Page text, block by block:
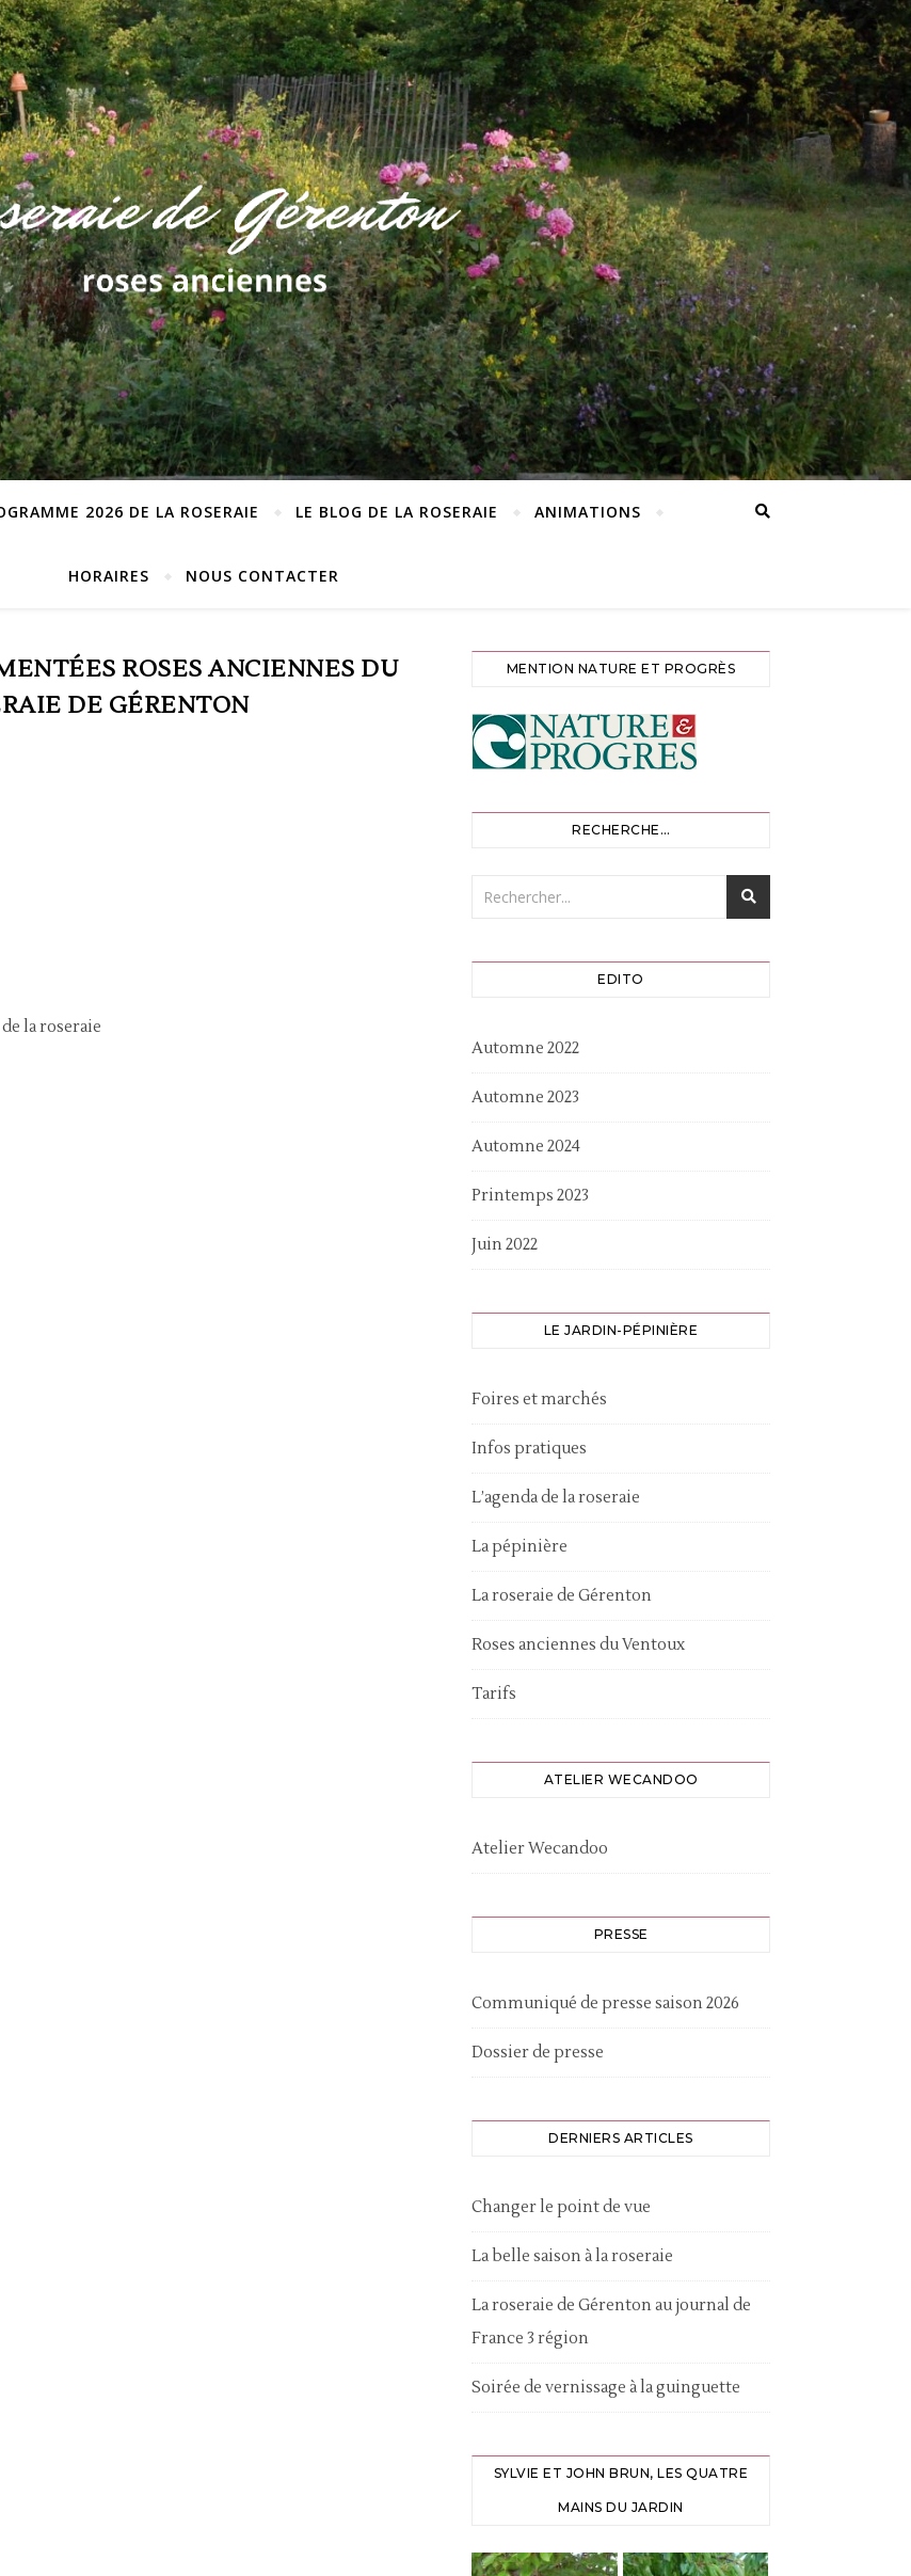
2026 DE LA ROSERAIE LE BLOG DE LA ROSERAIE ANIMATIONS
HORAIRES NOUS CONTACTER
ROSES ANCIENNES DU
DE GÉRENTON
la roseraie
MENTION NATURE ET PROGRÈS
RECHERCHE…
EDITO
Automne 2022
Automne 2023
Automne 2024
Printemps 2023
Juin 2022
LE JARDIN-PÉPINIÈRE
Foires et marchés
Infos pratiques
L’agenda de la roseraie
La pépinière
La roseraie de Gérenton
Roses anciennes du Ventoux
Tarifs
ATELIER WECANDOO
Atelier Wecandoo
PRESSE
Communiqué de presse saison 2026
Dossier de presse
DERNIERS ARTICLES
Changer le point de vue
La belle saison à la roseraie
La roseraie de Gérenton au journal de
France 3 région
Soirée de vernissage à la guinguette
SYLVIE ET JOHN BRUN, LES QUATRE
MAINS DU JARDIN